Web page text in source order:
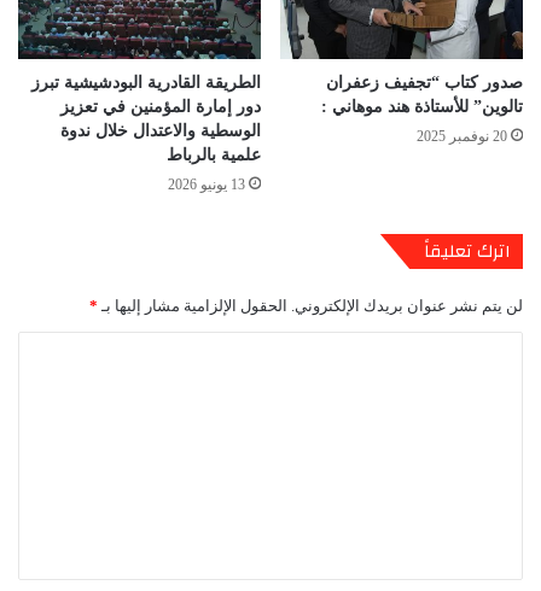
صدور كتاب “تجفيف زعفران
تالوين” للأستاذة هند موهاني :
20 نوفمبر 2025
الطريقة القادرية البودشيشية تبرز
دور إمارة المؤمنين في تعزيز
الوسطية والاعتدال خلال ندوة
علمية بالرباط
13 يونيو 2026
اترك تعليقاً
لن يتم نشر عنوان بريدك الإلكتروني. الحقول الإلزامية مشار إليها بـ *